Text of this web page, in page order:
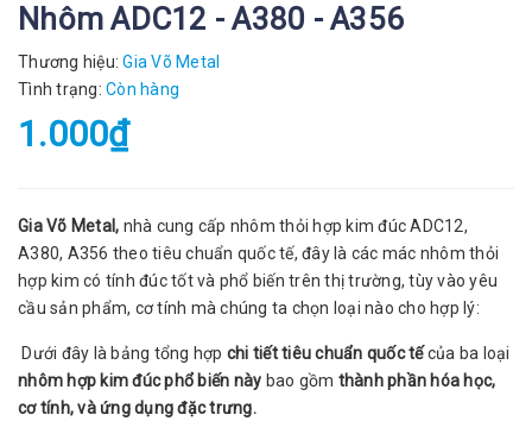
Nhôm ADC12 - A380 - A356
Thương hiệu: Gia Võ Metal
Tình trạng: Còn hàng
1.000₫
Gia Võ Metal, nhà cung cấp nhôm thỏi hợp kim đúc ADC12,
A380, A356 theo tiêu chuẩn quốc tế, đây là các mác nhôm thỏi
hợp kim có tính đúc tốt và phổ biến trên thị trường, tùy vào yêu
cầu sản phẩm, cơ tính mà chúng ta chọn loại nào cho hợp lý:
Dưới đây là bảng tổng hợp chi tiết tiêu chuẩn quốc tếcủa ba loại
nhôm hợp kim đúc phổ biến này bao gồm thành phần hóa học,
cơ tính, và ứng dụng đặc trưng.